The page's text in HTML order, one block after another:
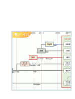
モバイル